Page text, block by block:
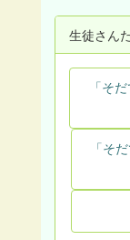
生徒さん
「そ
「そ